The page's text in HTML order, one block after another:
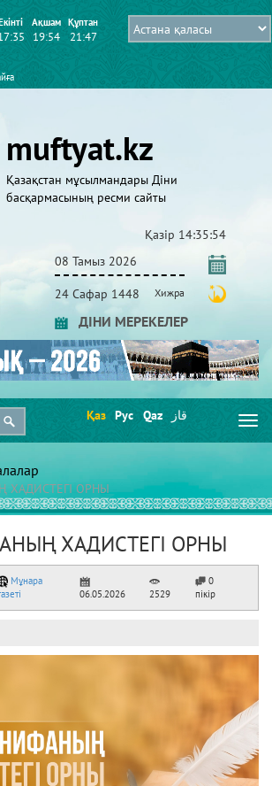
Ақшам
19:54
Құптан
21:47
muftyat.kz
Қазақстан мұсылмандары Діни
басқармасының ресми сайты
Қазір 14:35:54
08 Тамыз 2026
24 Сафар 1448 Хижра
ДІНИ МЕРЕКЕЛЕР
Қаз Рус Qaz قاز
ХАДИСТЕГІ ОРНЫ
ХАДИСТЕГІ ОРНЫ
Мұнара
06.05.2026 2529
0
пікір